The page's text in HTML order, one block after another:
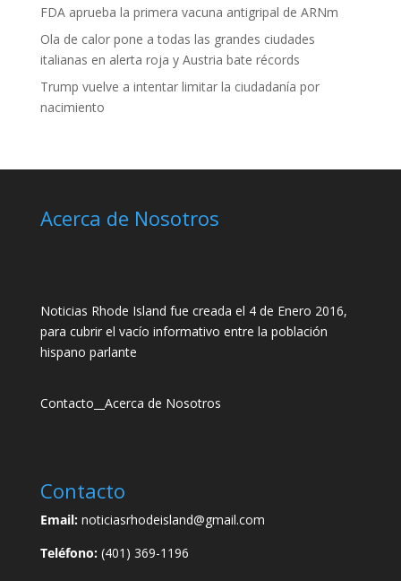
FDA aprueba la primera vacuna antigripal de ARNm
Ola de calor pone a todas las grandes ciudades
italianas en alerta roja y Austria bate récords
Trump vuelve a intentar limitar la ciudadanía por
nacimiento
Acerca de Nosotros
Noticias Rhode Island fue creada el 4 de Enero 2016,
para cubrir el vacío informativo entre la población
hispano parlante
Contacto Acerca de Nosotros
Contacto
Email:noticiasrhodeisland@gmail.com
Teléfono:(401) 369-1196